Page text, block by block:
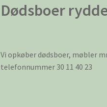
Dødsboer
Vi opkøber dødsboer, møbler
telefonnummer 30 11 40 23